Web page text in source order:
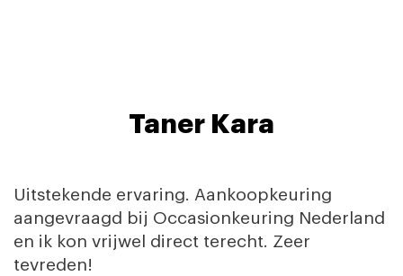
Taner Kara
Uitstekende ervaring. Aankoopkeuring
aangevraagd bij Occasionkeuring Nederland
en ik kon vrijwel direct terecht. Zeer
tevreden!